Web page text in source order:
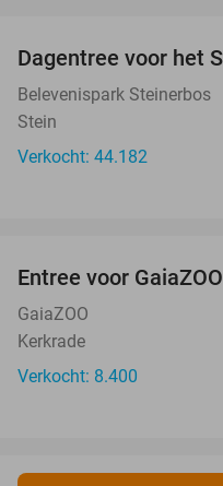
Dagentree voor het
Belevenispark Steinerbos
Stein
Verkocht: 44.182
Entree voor GaiaZOO
GaiaZOO
Kerkrade
Verkocht: 8.400